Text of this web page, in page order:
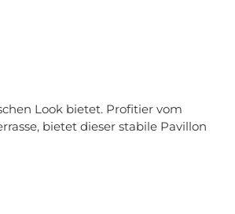
Look bietet. Profitier vom
bietet dieser stabile Pavillon